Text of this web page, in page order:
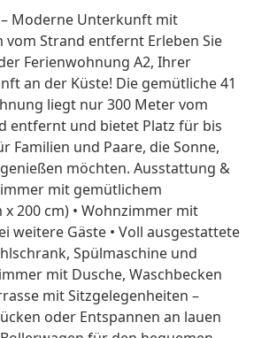
Moderne Unterkunft mit
vom Strand entfernt Erleben Sie
Ferienwohnung A2, Ihrer
an der Küste! Die gemütliche 41
liegt nur 300 Meter vom
entfernt und bietet Platz für bis
Familien und Paare, die Sonne,
möchten. Ausstattung &
mit gemütlichem
200 cm) • Wohnzimmer mit
weitere Gäste • Voll ausgestattete
Spülmaschine und
mit Dusche, Waschbecken
mit Sitzgelegenheiten –
oder Entspannen an lauen